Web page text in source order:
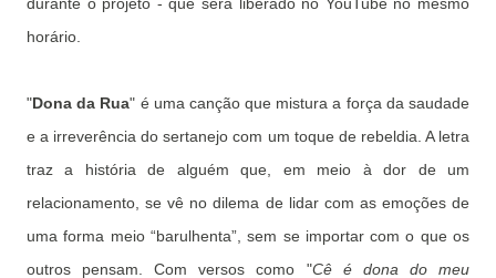
horário.
"Dona da Rua" é uma canção que mistura a força da saudade
e a irreverência do sertanejo com um toque de rebeldia. A letra
traz a história de alguém que, em meio à dor de um
relacionamento, se vê no dilema de lidar com as emoções de
uma forma meio “barulhenta”, sem se importar com o que os
outros pensam. Com versos como "Cê é dona do meu